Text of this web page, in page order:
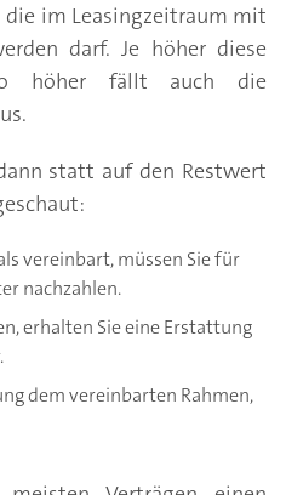
im Leasingzeitraum mit
darf. Je höher diese
höher fällt auch die
statt auf den Restwert
vereinbart, müssen Sie für
nachzahlen.
erhalten Sie eine Erstattung
dem vereinbarten Rahmen,